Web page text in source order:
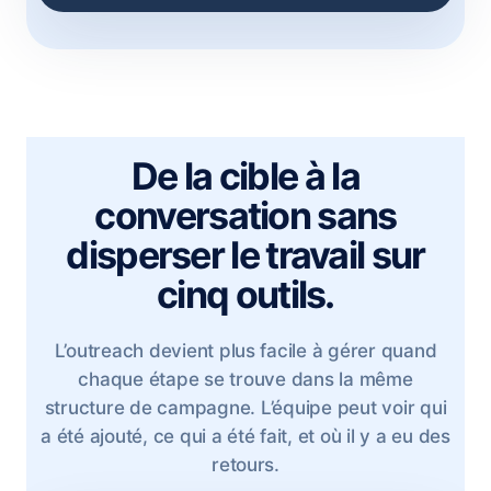
De la cible à la
conversation sans
disperser le travail sur
cinq outils.
L’outreach devient plus facile à gérer quand
chaque étape se trouve dans la même
structure de campagne. L’équipe peut voir qui
a été ajouté, ce qui a été fait, et où il y a eu des
retours.